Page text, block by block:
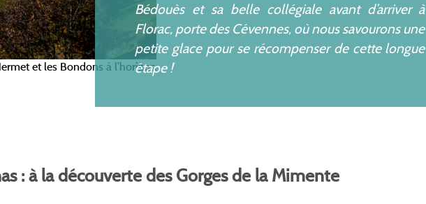
et les Bondons à l’horizon
Bédouès et sa belle collégiale avant d’arriver à
Florac, porte des Cévennes, où nous savourons une
petite glace pour se récompenser de cette longue
étape !
: à la découverte des Gorges de la Mimente